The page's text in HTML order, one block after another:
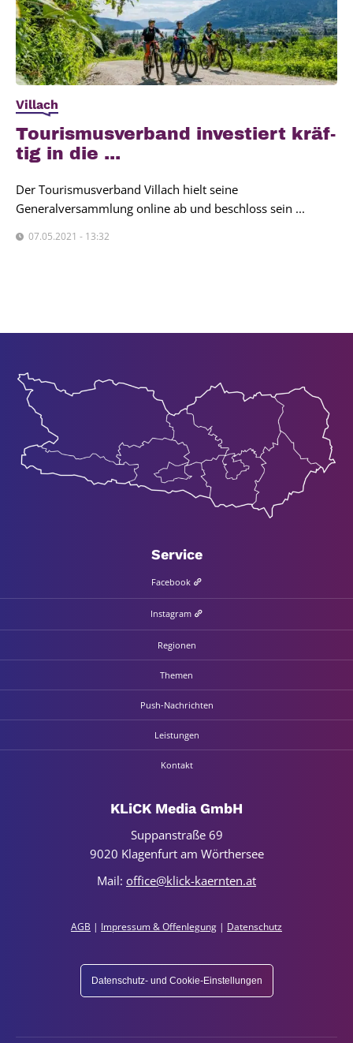
Villach
Tou­ris­mus­ver­band inves­tiert kräf­
tig in die ...
Der Tourismusverband Villach hielt seine
Generalversammlung online ab und beschloss sein ...
07.05.2021 - 13:32
Ser­vice
Face­book
Insta­gram
Regio­nen
The­men
Push-Nach­rich­­­ten
Leis­tun­gen
Kon­takt
KLiCK Media GmbH
Sup­p­an­stra­ße 69
9020 Kla­gen­furt am Wör­ther­see
Mail: office@klick-kaernten.at
AGB | Impres­sum & Offen­le­gung | Daten­schutz
Datenschutz- und Cookie-Einstellungen